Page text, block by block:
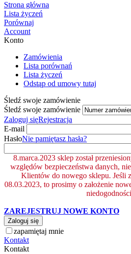
Strona główna
Lista życzeń
Porównaj
Account
Konto
Zamówienia
Lista porównań
Lista życzeń
Odstąp od umowy tutaj
Śledź swoje zamówienie
Śledź swoje zamówienie
Zaloguj sięRejestracja
E-mail
HasłoNie pamiętasz hasła?
8.marca.2023 sklep został
względów bezpieczeństwa danych,
Klientów do nowego sklepu. Jeśli
08.03.2023, to prosimy o założenie
ZAREJESTRUJ NOWE KONTO
Zaloguj się
zapamiętaj mnie
Kontakt
Kontakt